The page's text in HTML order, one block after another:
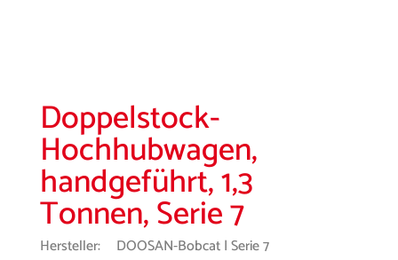
Doppelstock-
Hochhubwagen,
handgeführt, 1,3
Tonnen, Serie 7
Hersteller: DOOSAN-Bobcat | Serie 7